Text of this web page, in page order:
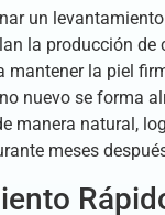
un
la producción de
mantener la piel
nuevo se forma
manera natural,
meses